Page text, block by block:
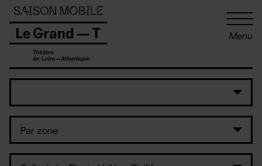
Menu
Panneau de gestion des cookies